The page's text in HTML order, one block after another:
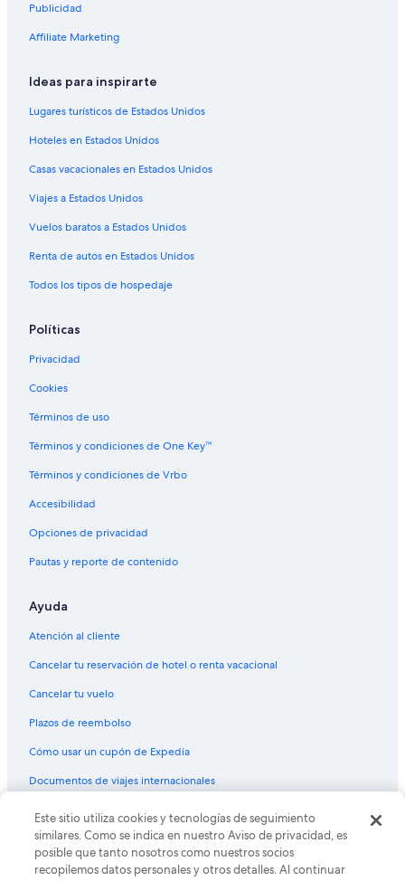
Publicidad
Affiliate Marketing
Ideas para inspirarte
Lugares turísticos de Estados Unidos
Hoteles en Estados Unidos
Casas vacacionales en Estados Unidos
Viajes a Estados Unidos
Vuelos baratos a Estados Unidos
Renta de autos en Estados Unidos
Todos los tipos de hospedaje
Políticas
Privacidad
Cookies
Términos de uso
Términos y condiciones de One Key™
Términos y condiciones de Vrbo
Accesibilidad
Opciones de privacidad
Pautas y reporte de contenido
Ayuda
Atención al cliente
Cancelar tu reservación de hotel o renta vacacional
Cancelar tu vuelo
Plazos de reembolso
Cómo usar un cupón de Expedia
Documentos de viajes internacionales
© 2026 Expedia, Inc., una empresa de Expedia Group. Todos los
derechos reservados. Expedia y el logo de Expedia son marcas
registradas o marcas comerciales de Expedia, Inc. CST# 2029030-50.
Este sitio utiliza cookies y tecnologías de seguimiento
similares. Como se indica en nuestro Aviso de privacidad, es
posible que tanto nosotros como nuestros socios
recopilemos datos personales y otros detalles. Al continuar